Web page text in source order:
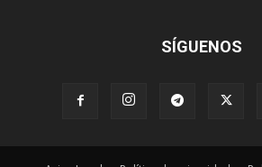
SÍGUENOS